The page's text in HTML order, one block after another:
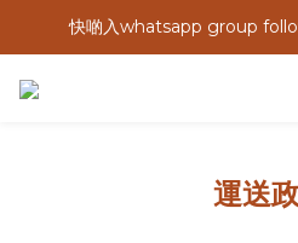
快啲入whatsapp group
運送